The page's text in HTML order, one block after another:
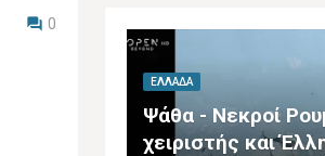
0
ΕΛΛΆΔΑ
Ψάθα - Νεκροί
χειριστής και